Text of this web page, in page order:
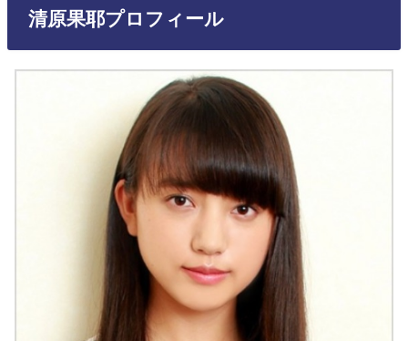
清原果耶プロフィール